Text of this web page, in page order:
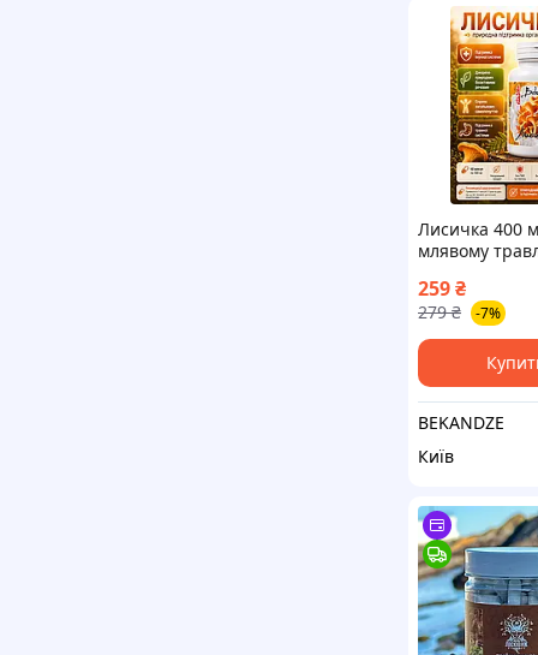
Лисичка 400
млявому
печінки та
капсул
259₴
279 ₴ -7%
BEKANDZE
Київ